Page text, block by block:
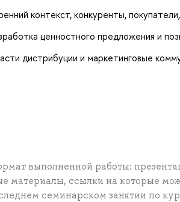
контекст, конкуренты,
ценностного предложения и
дистрибуции и маркетинговые
выполненной работы:
материалы, ссылки на которые
семинарском занятии по